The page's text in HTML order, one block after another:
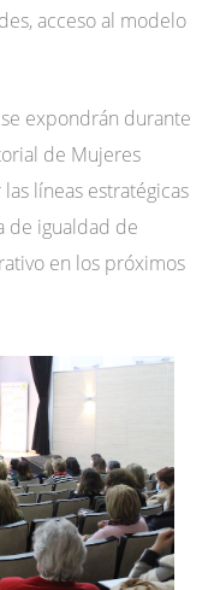
acceso al modelo
expondrán durante
de Mujeres
líneas estratégicas
de igualdad de
en los próximos